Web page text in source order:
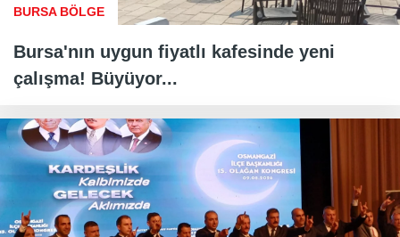
BURSA BÖLGE
Bursa'nın uygun fiyatlı kafesinde yeni
çalışma! Büyüyor...